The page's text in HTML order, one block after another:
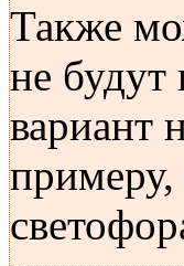
Также
не будут
вариант
примеру,